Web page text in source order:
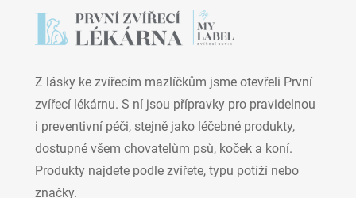
Z lásky ke zvířecím mazlíčkům jsme otevřeli První
zvířecí lékárnu. S ní jsou přípravky pro pravidelnou
i preventivní péči, stejně jako léčebné produkty,
dostupné všem chovatelům psů, koček a koní.
Produkty najdete podle zvířete, typu potíží nebo
značky.